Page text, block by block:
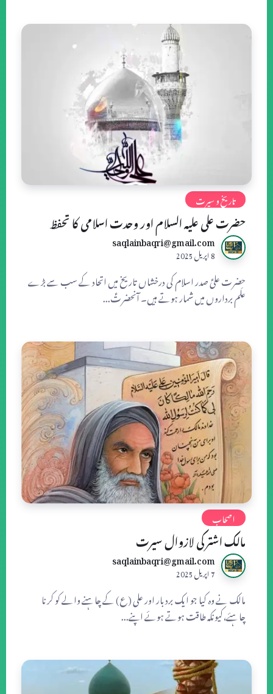
تاریخ و سیرت
حضرت علی علیہ السلام اور وحدت اسلامی کا تحفظ
saqlainbaqri@gmail.com
8 اپریل 2025
حضرت علیؑ صدر اسلام کی درخشاں تاریخ میں اتحاد کے سب سے بڑے
علَم برداروں میں شمار ہوتے ہیں۔ آنحضرتؑ...
اصحاب
مالک اشتر کی لازوال سیرت
saqlainbaqri@gmail.com
7 اپریل 2025
مالک نے وہ کیا جو ایک بردبار اور علی (ع) کے چاہنے والے کو کرنا
چاہئے،کیونکہ طاقت ہوتے ہوئے اپنے...